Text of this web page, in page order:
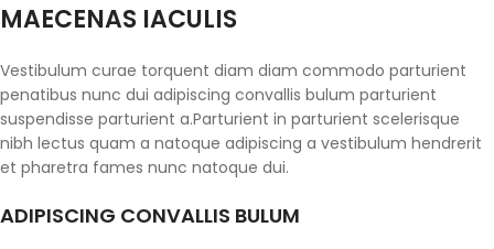
MAECENAS IACULIS
Vestibulum curae torquent diam diam commodo parturient
penatibus nunc dui adipiscing convallis bulum parturient
suspendisse parturient a.Parturient in parturient scelerisque
nibh lectus quam a natoque adipiscing a vestibulum hendrerit
et pharetra fames nunc natoque dui.
ADIPISCING CONVALLIS BULUM